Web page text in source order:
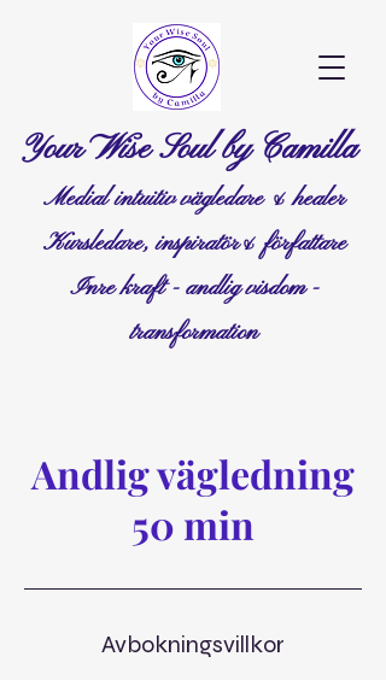
Your Wise Soul by Camilla
Medial intuitiv vägledare & healer
Kursledare, inspiratör& författare
Inre kraft - andlig visdom -
transformation
Andlig vägledning
50 min
Avbokningsvillkor